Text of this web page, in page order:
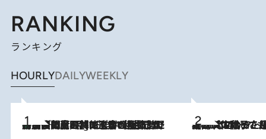
RANKING
ランキング
HOURLYDAILYWEEKLY
11 Hours Ago
「最後に見られてよかった」上野動物園の東園パンダ舎が解体前に特別公開。8月16日まで延長されたパネル展と共に辿る“半世紀”のパンダ飼育《解体工事の図面あり》 2026.8.5
【阿川佐和子さんの年とる力】なぜ70代で始めた趣味は“こんなに楽しい”のか？ ピアノ、俳句…スランプに陥っても続けられる“ある秘訣”とは